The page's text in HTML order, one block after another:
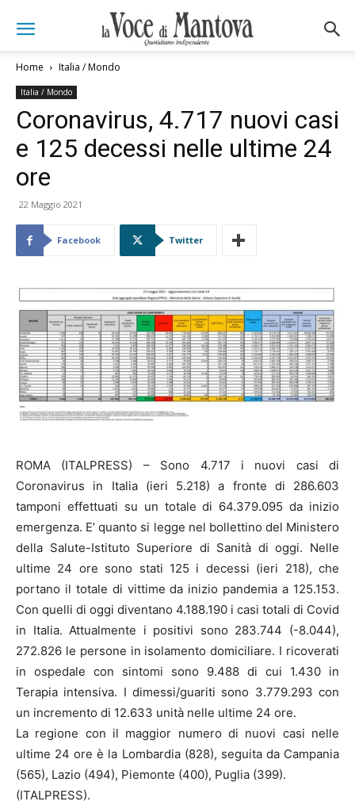
Home Italia / Mondo
Italia / Mondo
Coronavirus, 4.717 nuovi casi
e 125 decessi nelle ultime 24
ore
22 Maggio 2021
Facebook Twitter
ROMA (ITALPRESS) – Sono 4.717 i nuovi casi di
Coronavirus in Italia (ieri 5.218) a fronte di 286.603
tamponi effettuati su un totale di 64.379.095 da inizio
emergenza. E’ quanto si legge nel bollettino del Ministero
della Salute-Istituto Superiore di Sanità di oggi. Nelle
ultime 24 ore sono stati 125 i decessi (ieri 218), che
portano il totale di vittime da inizio pandemia a 125.153.
Con quelli di oggi diventano 4.188.190 i casi totali di Covid
in Italia. Attualmente i positivi sono 283.744 (-8.044),
272.826 le persone in isolamento domiciliare. I ricoverati
in ospedale con sintomi sono 9.488 di cui 1.430 in
Terapia intensiva. I dimessi/guariti sono 3.779.293 con
un incremento di 12.633 unità nelle ultime 24 ore.
La regione con il maggior numero di nuovi casi nelle
ultime 24 ore è la Lombardia (828), seguita da Campania
(565), Lazio (494), Piemonte (400), Puglia (399).
(ITALPRESS).